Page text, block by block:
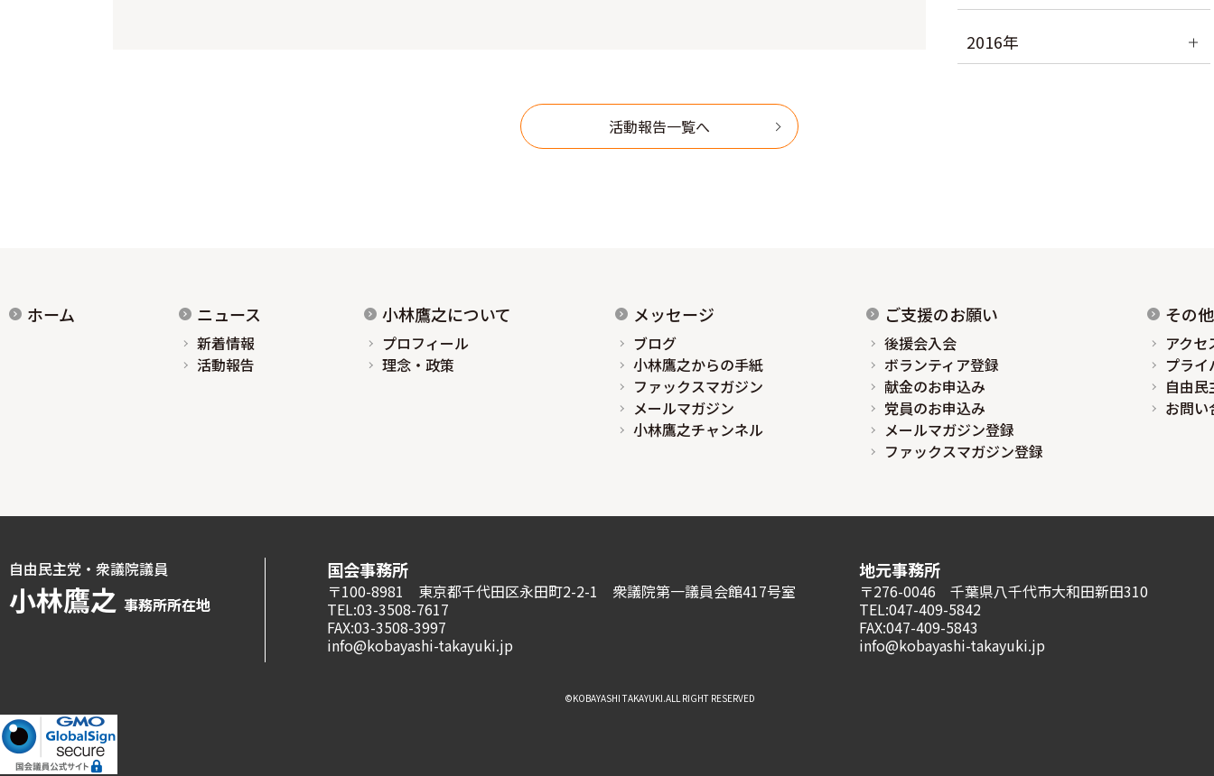
2016年
活動報告一覧へ
ホーム ニュース
新着情報
活動報告
小林鷹之について
プロフィール
理念・政策
メッセージ
ブログ
小林鷹之からの手紙
ファックスマガジン
メールマガジン
小林鷹之チャンネル
ご支援のお願い
後援会入会
ボランティア登録
献金のお申込み
党員のお申込み
メールマガジン登録
ファックスマガジン登録
その他
アクセ
プラ
自由民
お問い
自由民主党・衆議院議員
小林鷹之 事務所所在地
国会事務所
〒100-8981 東京都千代田区永田町2-2-1 衆議院第一議員会館417号室
TEL:03-3508-7617
FAX:03-3508-3997
info@kobayashi-takayuki.jp
地元事務所
〒276-0046 千葉県八千代市大和田新田310
TEL:047-409-5842
FAX:047-409-5843
info@kobayashi-takayuki.jp
©︎KOBAYASHI TAKAYUKI.ALL RIGHT RESERVED